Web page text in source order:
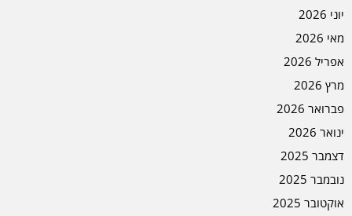
יוני 2026
מאי 2026
אפריל 2026
מרץ 2026
פברואר 2026
ינואר 2026
דצמבר 2025
נובמבר 2025
אוקטובר 2025